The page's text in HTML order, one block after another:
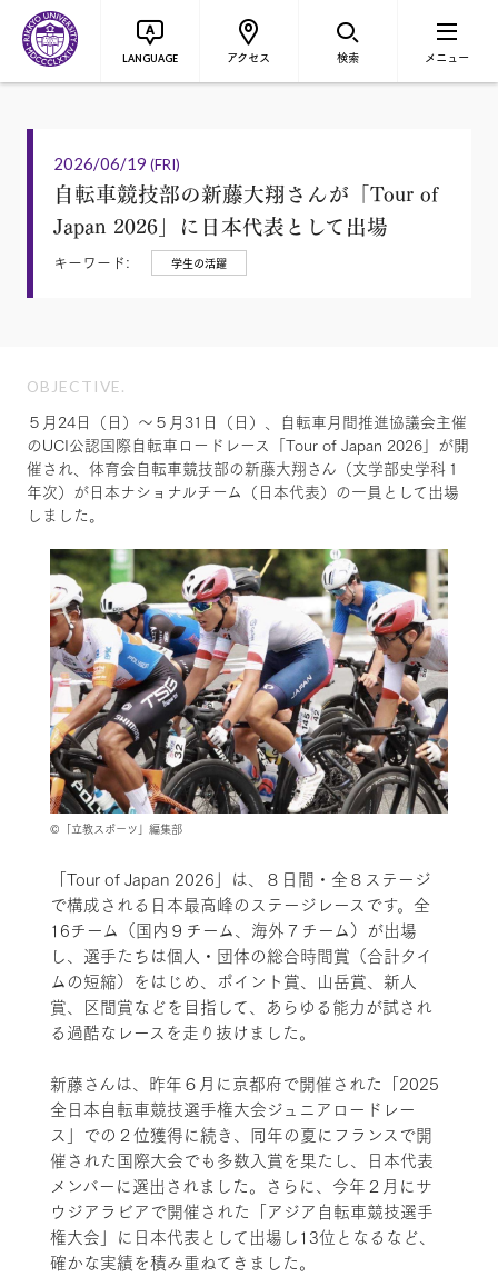
LANGUAGE アクセス 検索 メニュー
2026/06/19 (FRI)
自転車競技部の新藤大翔さんが「Tour of
Japan 2026」に日本代表として出場
キーワード: 学生の活躍
OBJECTIVE.
５月24日（日）～５月31日（日）、自転車月間推進協議会主催
のUCI公認国際自転車ロードレース「Tour of Japan 2026」が開
催され、体育会自転車競技部の新藤大翔さん（文学部史学科１
年次）が日本ナショナルチーム（日本代表）の一員として出場
しました。
©「立教スポーツ」編集部
「Tour of Japan 2026」は、８日間・全８ステージ
で構成される日本最高峰のステージレースです。全
16チーム（国内９チーム、海外７チーム）が出場
し、選手たちは個人・団体の総合時間賞（合計タイ
ムの短縮）をはじめ、ポイント賞、山岳賞、新人
賞、区間賞などを目指して、あらゆる能力が試され
る過酷なレースを走り抜けました。
新藤さんは、昨年６月に京都府で開催された「2025
全日本自転車競技選手権大会ジュニアロードレー
ス」での２位獲得に続き、同年の夏にフランスで開
催された国際大会でも多数入賞を果たし、日本代表
メンバーに選出されました。さらに、今年２月にサ
ウジアラビアで開催された「アジア自転車競技選手
権大会」に日本代表として出場し13位となるなど、
確かな実績を積み重ねてきました。